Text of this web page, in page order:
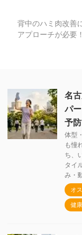
背中のハミ肉改善
アプローチが必要！
名
パ
予防
体型
も憧
ち、
タイ
み・
オ
健